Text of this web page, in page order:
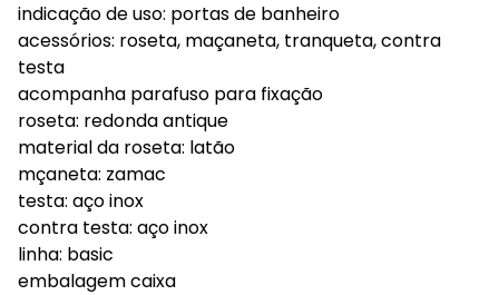
indicação de uso: portas de banheiro
acessórios: roseta, maçaneta, tranqueta, contra
testa
acompanha parafuso para fixação
roseta: redonda antique
material da roseta: latão
mçaneta: zamac
testa: aço inox
contra testa: aço inox
linha: basic
embalagem caixa